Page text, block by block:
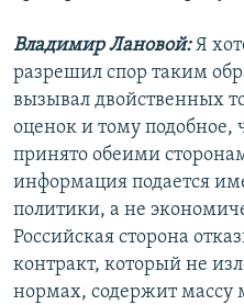
Владимир Лановой:Я
разрешил спор таким
вызывал двойственных
оценок и тому
принято обеими
информация подается
политики, а не
Российская сторона
контракт, который не
нормах, содержит массу